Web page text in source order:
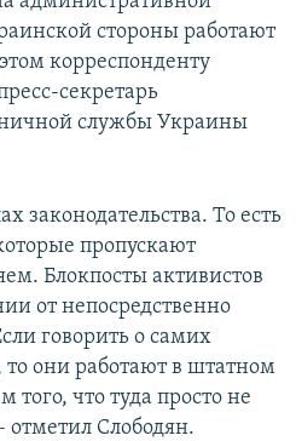
стороны работают
корреспонденту
секретарь
службы Украины
законодательства. То есть
пропускают
Блокпосты активистов
от непосредственно
говорить о самих
то они работают в штатном
что туда просто не
отметил Слободян.